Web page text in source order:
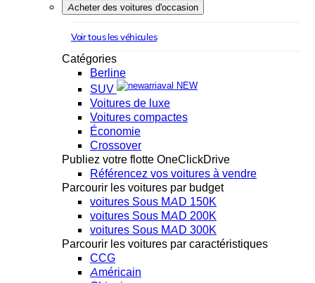
Acheter des voitures d'occasion
Voir tous les véhicules
Catégories
Berline
SUV
NEW
Voitures de luxe
Voitures compactes
Économie
Crossover
Publiez votre flotte OneClickDrive
Référencez vos voitures à vendre
Parcourir les voitures par budget
voitures Sous MAD 150K
voitures Sous MAD 200K
voitures Sous MAD 300K
Parcourir les voitures par caractéristiques
CCG
Américain